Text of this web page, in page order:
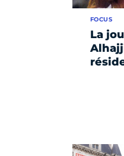
La
FOCUS